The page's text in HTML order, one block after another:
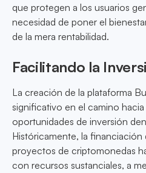
que protegen a los usuarios
necesidad de poner el
de la mera rentabilidad.
Facilitando la
La creación de la plataforma
significativo en el camino
oportunidades de inversión
Históricamente, la
proyectos de criptomonedas
con recursos sustanciales, a